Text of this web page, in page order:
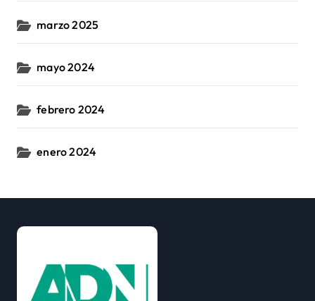
marzo 2025
mayo 2024
febrero 2024
enero 2024